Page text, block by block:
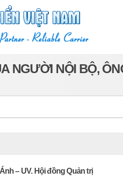
NGƯỜI NỘI BỘ,
– UV. Hội đồng Quản trị